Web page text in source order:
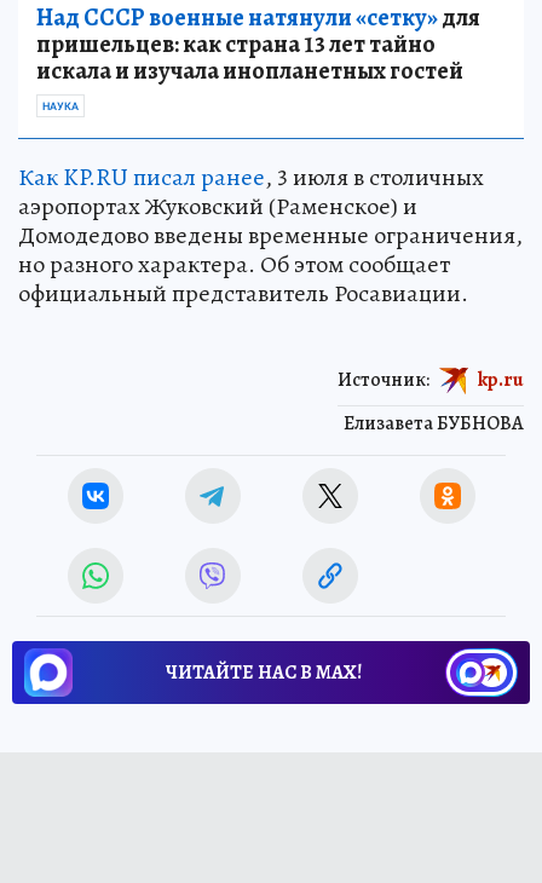
Над СССР военные натянули «сетку»для
пришельцев: как страна 13 лет тайно
искала и изучала инопланетных гостей
НАУКА
Как KP.RU писал ранее, 3 июля в столичных
аэропортах Жуковский (Раменское) и
Домодедово введены временные ограничения,
но разного характера. Об этом сообщает
официальный представитель Росавиации.
Елизавета БУБНОВА
Источник: kp.ru
ЧИТАЙТЕ НАС В МАХ!